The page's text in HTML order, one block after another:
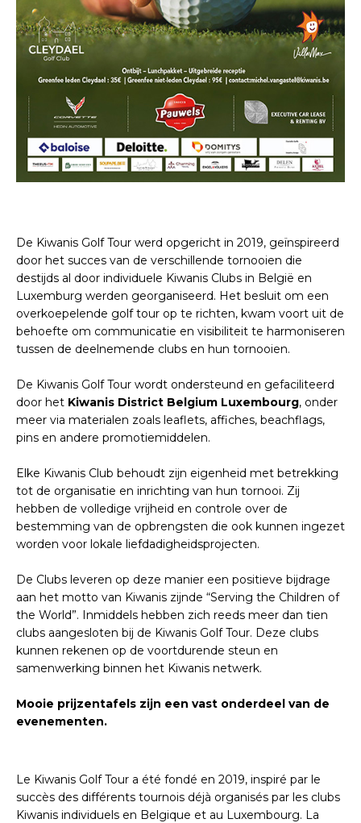
De Kiwanis Golf Tour werd opgericht in 2019, geïnspireerd
door het succes van de verschillende tornooien die
destijds al door individuele Kiwanis Clubs in België en
Luxemburg werden georganiseerd. Het besluit om een
overkoepelende golf tour op te richten, kwam voort uit de
behoefte om communicatie en visibiliteit te harmoniseren
tussen de deelnemende clubs en hun tornooien.
De Kiwanis Golf Tour wordt ondersteund en gefaciliteerd
door het Kiwanis District Belgium Luxembourg, onder
meer via materialen zoals leaflets, affiches, beachflags,
pins en andere promotiemiddelen.
Elke Kiwanis Club behoudt zijn eigenheid met betrekking
tot de organisatie en inrichting van hun tornooi. Zij
hebben de volledige vrijheid en controle over de
bestemming van de opbrengsten die ook kunnen ingezet
worden voor lokale liefdadigheidsprojecten.
De Clubs leveren op deze manier een positieve bijdrage
aan het motto van Kiwanis zijnde “Serving the Children of
the World”. Inmiddels hebben zich reeds meer dan tien
clubs aangesloten bij de Kiwanis Golf Tour. Deze clubs
kunnen rekenen op de voortdurende steun en
samenwerking binnen het Kiwanis netwerk.
Mooie prijzentafels zijn een vast onderdeel van de
evenementen.
Le Kiwanis Golf Tour a été fondé en 2019, inspiré par le
succès des différents tournois déjà organisés par les clubs
Kiwanis individuels en Belgique et au Luxembourg. La